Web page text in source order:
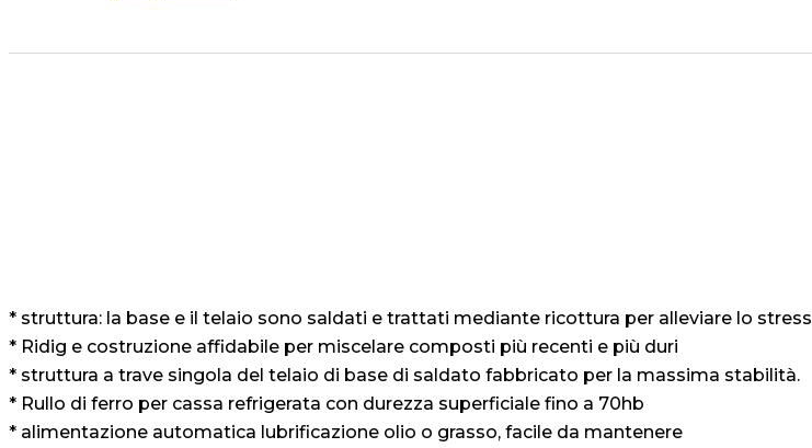
* struttura: la base e il telaio sono saldati e trattati mediante ricottura per alleviare lo stress
* Ridig e costruzione affidabile per miscelare composti più recenti e più duri
* struttura a trave singola del telaio di base di saldato fabbricato per la massima stabilità.
* Rullo di ferro per cassa refrigerata con durezza superficiale fino a 70hb
* alimentazione automatica lubrificazione olio o grasso, facile da mantenere